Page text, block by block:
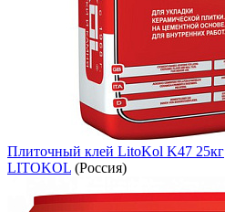
Плиточный клей LitoKol K47 25кг
LITOKOL (Россия)